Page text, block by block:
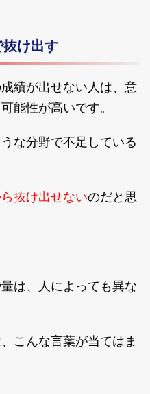
け出す
績が出せない人は、 意
能性が高いです。
な分野で不足している
抜け出せないのだと思
は、人によっても異な
こんな言葉が当てはま